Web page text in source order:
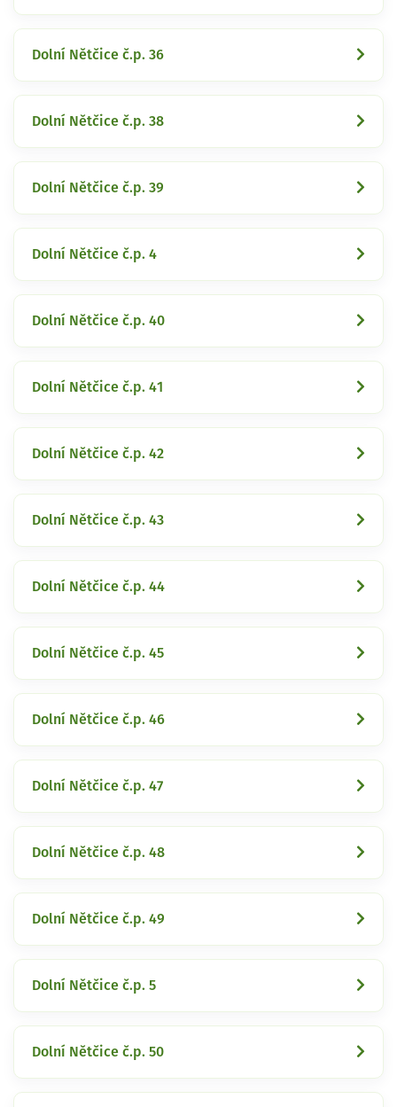
Dolní Nětčice č.p. 36
Dolní Nětčice č.p. 38
Dolní Nětčice č.p. 39
Dolní Nětčice č.p. 4
Dolní Nětčice č.p. 40
Dolní Nětčice č.p. 41
Dolní Nětčice č.p. 42
Dolní Nětčice č.p. 43
Dolní Nětčice č.p. 44
Dolní Nětčice č.p. 45
Dolní Nětčice č.p. 46
Dolní Nětčice č.p. 47
Dolní Nětčice č.p. 48
Dolní Nětčice č.p. 49
Dolní Nětčice č.p. 5
Dolní Nětčice č.p. 50